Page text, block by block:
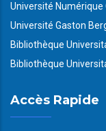
Université Numérique
Université Gaston
Bibliothèque
Bibliothèque
Accès Rapide